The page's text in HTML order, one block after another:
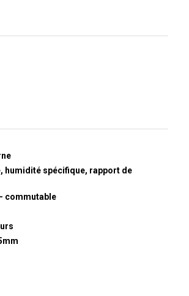
humidité spécifique, rapport de
commutable